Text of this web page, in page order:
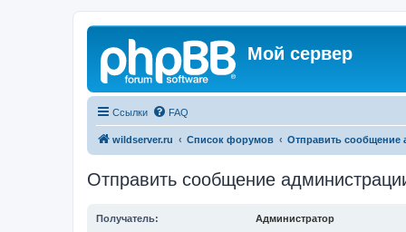
Мой сервер
Ссылки FAQ
wildserver.ru Список форумов Отправить сообщение
Отправить сообщение
Получатель: Администратор